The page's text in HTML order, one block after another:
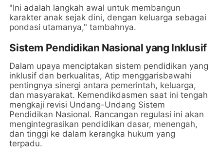
"Ini adalah langkah awal untuk membangun
karakter anak sejak dini, dengan keluarga sebagai
pondasi utamanya," tambahnya.
Sistem Pendidikan Nasional yang Inklusif
Dalam upaya menciptakan sistem pendidikan yang
inklusif dan berkualitas, Atip menggarisbawahi
pentingnya sinergi antara pemerintah, keluarga,
dan masyarakat. Kemendikdasmen saat ini tengah
mengkaji revisi Undang-Undang Sistem
Pendidikan Nasional. Rancangan regulasi ini akan
mengintegrasikan pendidikan dasar, menengah,
dan tinggi ke dalam kerangka hukum yang
terpadu.